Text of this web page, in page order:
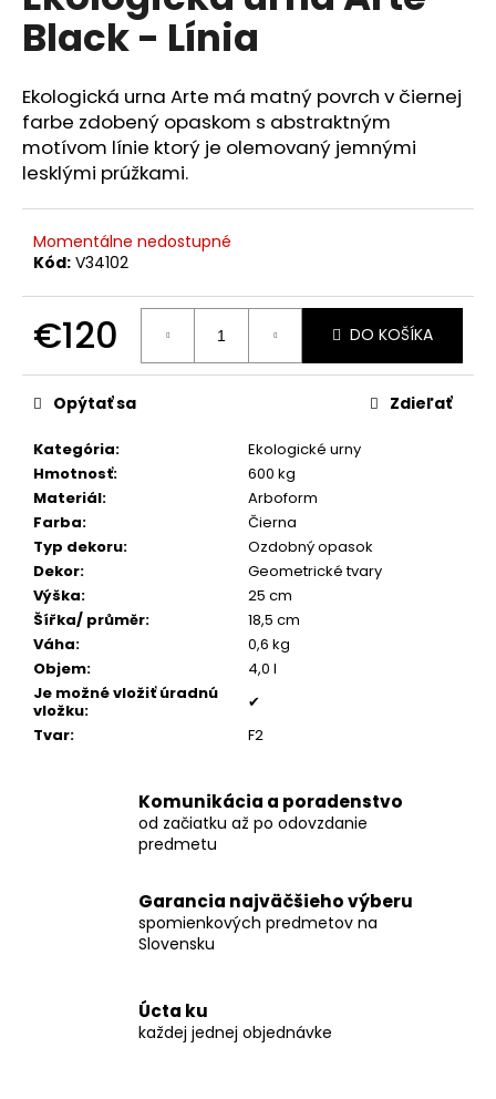
0,0
hviezdičiek.
Black - Línia
Ekologická urna Arte má matný povrch v čiernej
farbe zdobený opaskom s abstraktným
motívom línie ktorý je olemovaný jemnými
lesklými prúžkami.
Momentálne nedostupné
Kód: V34102
€120
cena:
DO KOŠÍKA
Kategória:
Ekologické urny
Hmotnosť:
600 kg
Materiál:
Arboform
Farba:
Čierna
Typ dekoru:
Ozdobný opasok
Dekor:
Geometrické tvary
Výška:
25 cm
Šířka/ průměr:
18,5 cm
Váha:
0,6 kg
Objem:
4,0 l
Je možné vložiť úradnú
vložku:
✔
Tvar: F2
Opýtať sa Zdieľať
Komunikácia a poradenstvo
od začiatku až po odovzdanie
predmetu
Garancia najväčšieho výberu
spomienkových predmetov na
Slovensku
Úcta ku
každej jednej objednávke
á
j
s
ť
?
HĽADAŤ
O
d
p
ú
č
a
m
e
PÁNSKY
COGNAC
NÁRAMOK,
BRÚSENÁ
KOŽA
€160